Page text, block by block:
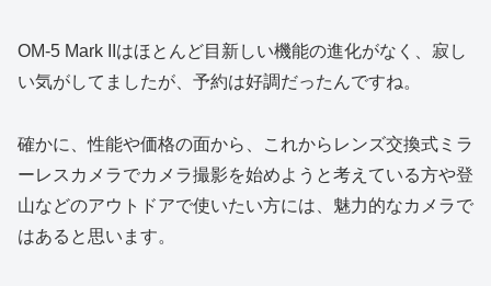
OM-5 Mark IIはほとんど目新しい機能の進化がなく、寂し
い気がしてましたが、予約は好調だったんですね。
確かに、性能や価格の面から、これからレンズ交換式ミラ
ーレスカメラでカメラ撮影を始めようと考えている方や登
山などのアウトドアで使いたい方には、魅力的なカメラで
はあると思います。